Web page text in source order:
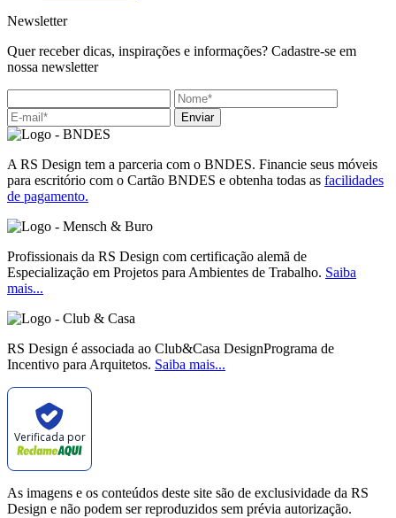
Newsletter
Quer receber dicas, inspirações e informações? Cadastre-se em
nossa newsletter
Enviar
A RS Design tem a parceria com o BNDES. Financie seus móveis
para escritório com o Cartão BNDES e obtenha todas as facilidades
de pagamento.
Profissionais da RS Design com certificação alemã de
Especialização em Projetos para Ambientes de Trabalho. Saiba
mais...
RS Design é associada ao Club&Casa DesignPrograma de
Incentivo para Arquitetos. Saiba mais...
Verificada por
As imagens e os conteúdos deste site são de exclusividade da RS
Design e não podem ser reproduzidos sem prévia autorização.